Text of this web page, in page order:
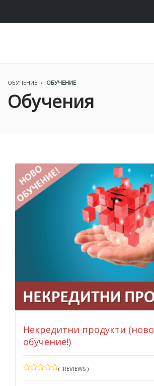
ОБУЧЕНИЕ ОБУЧЕНИЕ
Обучения
Некредитни продукти (ново
обучение!)
( REVIEWS )